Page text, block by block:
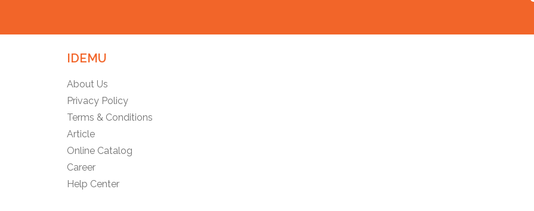
IDEMU
About Us
Privacy Policy
Terms & Conditions
Article
Online Catalog
Career
Help Center